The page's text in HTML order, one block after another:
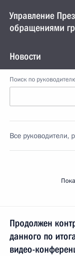
Управление
обращениями
Новости
Поиск по
Все руководители,
Продолжен
данного по
видео-